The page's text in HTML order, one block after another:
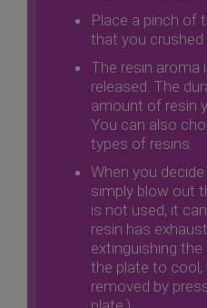
Place a pinch of
that you crushed
The resin aroma
released. The
amount of resin
You can also
types of resins.
When you
simply blow out
is not used, it
resin has
extinguishing the
the plate to cool,
removed by